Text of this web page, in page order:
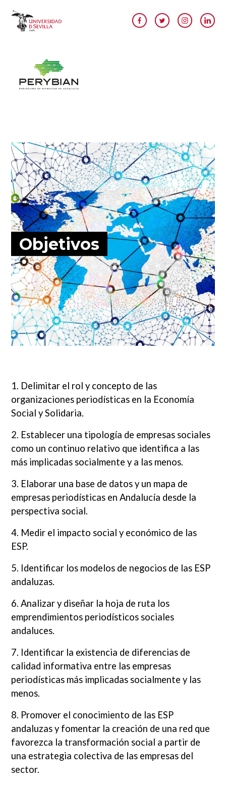
Image
Objetivos
1. Delimitar el rol y concepto de las
organizaciones periodísticas en la Economía
Social y Solidaria.
2. Establecer una tipología de empresas sociales
como un continuo relativo que identifica a las
más implicadas socialmente y a las menos.
3. Elaborar una base de datos y un mapa de
empresas periodísticas en Andalucía desde la
perspectiva social.
4. Medir el impacto social y económico de las
ESP.
5. Identificar los modelos de negocios de las ESP
andaluzas.
6. Analizar y diseñar la hoja de ruta los
emprendimientos periodísticos sociales
andaluces.
7. Identificar la existencia de diferencias de
calidad informativa entre las empresas
periodísticas más implicadas socialmente y las
menos.
8. Promover el conocimiento de las ESP
andaluzas y fomentar la creación de una red que
favorezca la transformación social a partir de
una estrategia colectiva de las empresas del
sector.